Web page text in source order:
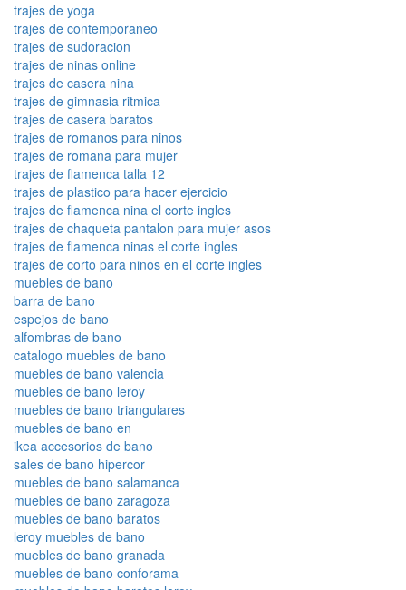
trajes de yoga
trajes de contemporaneo
trajes de sudoracion
trajes de ninas online
trajes de casera nina
trajes de gimnasia ritmica
trajes de casera baratos
trajes de romanos para ninos
trajes de romana para mujer
trajes de flamenca talla 12
trajes de plastico para hacer ejercicio
trajes de flamenca nina el corte ingles
trajes de chaqueta pantalon para mujer asos
trajes de flamenca ninas el corte ingles
trajes de corto para ninos en el corte ingles
muebles de bano
barra de bano
espejos de bano
alfombras de bano
catalogo muebles de bano
muebles de bano valencia
muebles de bano leroy
muebles de bano triangulares
muebles de bano en
ikea accesorios de bano
sales de bano hipercor
muebles de bano salamanca
muebles de bano zaragoza
muebles de bano baratos
leroy muebles de bano
muebles de bano granada
muebles de bano conforama